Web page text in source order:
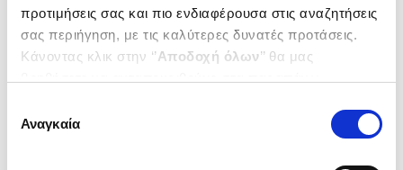
προτιμήσεις σας και πιο ενδιαφέρουσα στις αναζητήσεις
σας περιήγηση, με τις καλύτερες δυνατές προτάσεις.
Κάνοντας κλικ στην ‘’Αποδοχή όλων’’ θα μας
ενδιαφέρουν και να επιλέξετε από τα παρακάτω με την
΄΄και να ενημερωθείτε σχετικά με
συγκατάθεσης
Αναγκαία